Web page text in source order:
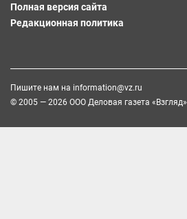
Полная версия сайта
Редакционная политика
Пишите нам на information@vz.ru
© 2005 — 2026 ООО Деловая газета «Взгляд»